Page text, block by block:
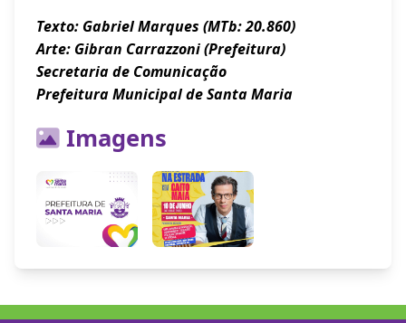
Texto: Gabriel Marques (MTb: 20.860)
Arte: Gibran Carrazzoni (Prefeitura)
Secretaria de Comunicação
Prefeitura Municipal de Santa Maria
Imagens